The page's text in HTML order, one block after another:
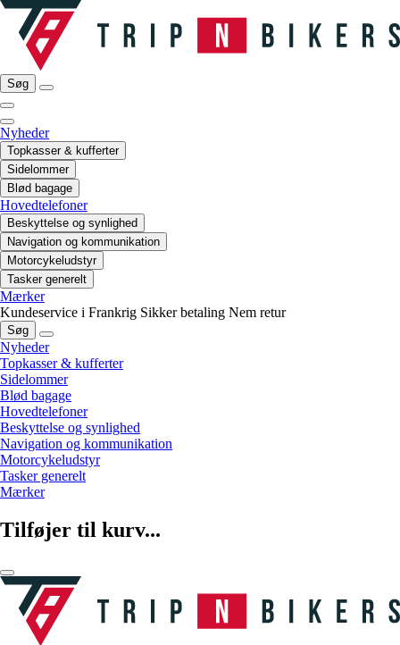
Søg
Nyheder
Topkasser & kufferter
Sidelommer
Blød bagage
Hovedtelefoner
Beskyttelse og synlighed
Navigation og kommunikation
Motorcykeludstyr
Tasker generelt
Mærker
Kundeservice i Frankrig Sikker betaling Nem retur
Søg
Nyheder
Topkasser & kufferter
Sidelommer
Blød bagage
Hovedtelefoner
Beskyttelse og synlighed
Navigation og kommunikation
Motorcykeludstyr
Tasker generelt
Mærker
Tilføjer til kurv...